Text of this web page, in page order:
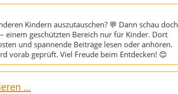
Kindern auszutauschen? 💬 Dann schau doch
einem geschützten Bereich nur für Kinder. Dort
und spannende Beiträge lesen oder anhören.
vorab geprüft. Viel Freude beim Entdecken! 😊
...